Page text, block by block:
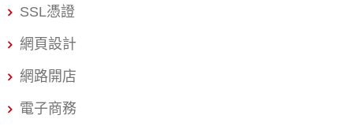
證：確認公司是否有相關的專業認證或獎項，這能反映他們
的專業水平。 4. 諮詢與溝通：與幾家公司
廣告結果（付費）隨之才是透過自然搜尋產生的結果（自然
排名）， SEO 的存在是讓用戶在輸入相關關鍵字後，貴公司
的服務或網頁會出現在自然排名的第一順位或搜尋引擎的第
SSL憑證
網頁設計
網路開店
電子商務